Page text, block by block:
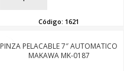
Código: 1621
PINZA PELACABLE 7″ AUTOMATICO
MAKAWA MK-0187